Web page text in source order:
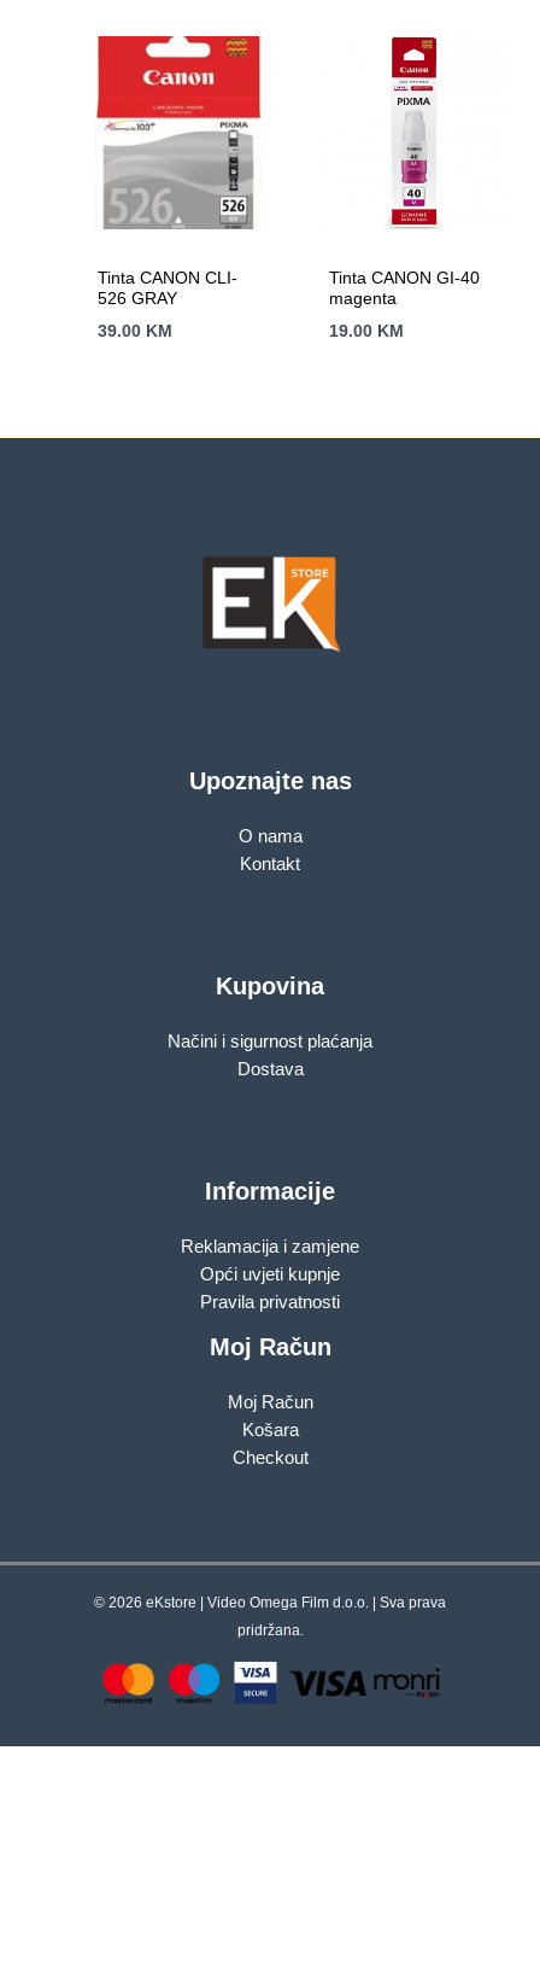
Tinta CANON CLI-
526 GRAY
39.00 KM
Tinta CANON GI-40
magenta
19.00 KM
Upoznajte nas
O nama
Kontakt
Kupovina
Načini i sigurnost plaćanja
Dostava
Informacije
Reklamacija i zamjene
Opći uvjeti kupnje
Pravila privatnosti
Moj Račun
Moj Račun
Košara
Checkout
© 2026 eKstore | Video Omega Film d.o.o. | Sva prava
pridržana.